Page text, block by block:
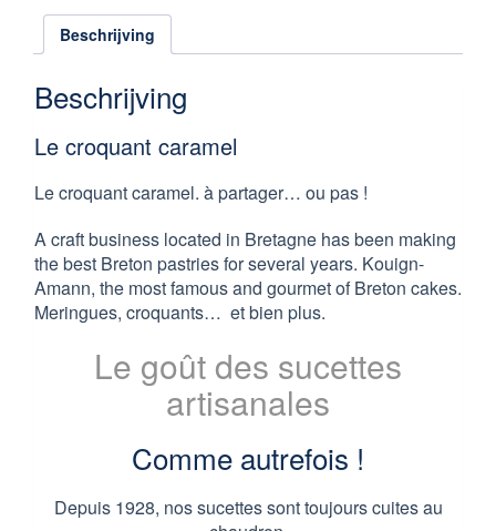
Beschrijving
Beschrijving
Le croquant caramel
Le croquant caramel. à partager… ou pas !
A craft business located in Bretagne has been making
the best Breton pastries for several years. Kouign-
Amann, the most famous and gourmet of Breton cakes.
Meringues, croquants… et bien plus.
Le goût des sucettes
artisanales
Comme autrefois !
Depuis 1928, nos sucettes sont toujours cuites au